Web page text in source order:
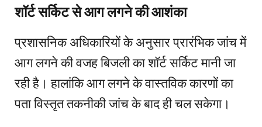
शॉर्ट सर्किट से आग लगने की आशंका
प्रशासनिक अधिकारियों के अनुसार प्रारंभिक जांच में
आग लगने की वजह बिजली का शॉर्ट सर्किट मानी जा
रही है। हालांकि आग लगने के वास्तविक कारणों का
पता विस्तृत तकनीकी जांच के बाद ही चल सकेगा।